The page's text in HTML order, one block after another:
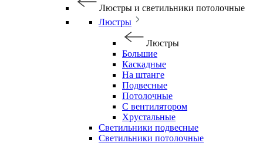
Люстры и светильники потолочные
Люстры
Люстры
Большие
Каскадные
На штанге
Подвесные
Потолочные
С вентилятором
Хрустальные
Светильники подвесные
Светильники потолочные